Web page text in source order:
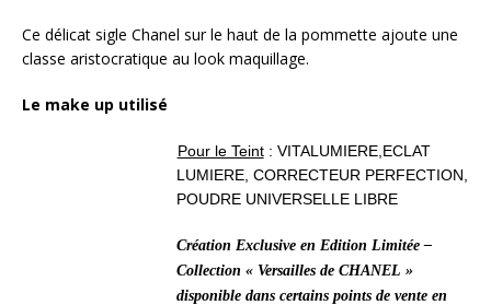
Ce délicat sigle Chanel sur le haut de la pommette ajoute une
classe aristocratique au look maquillage.
Le make up utilisé
Pour le Teint: VITALUMIERE,ECLAT
LUMIERE, CORRECTEUR PERFECTION,
POUDRE UNIVERSELLE LIBRE
Création Exclusive en Edition Limitée –
Collection « Versailles de CHANEL »
disponible dans certains points de vente en